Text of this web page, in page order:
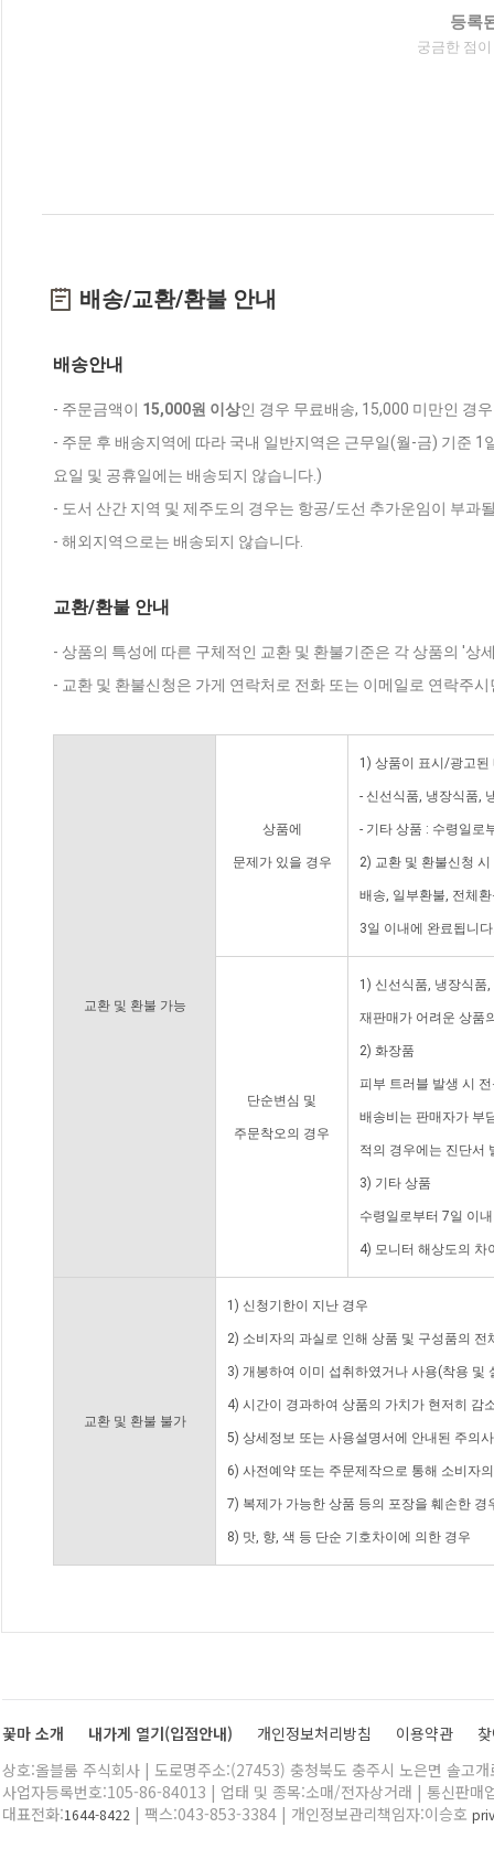
등록
궁금한 점
배송/교환/환불 안내
배송안내
- 주문금액이 15,000원 이상인 경우 무료배송, 15,000 미만인 경
- 주문 후 배송지역에 따라 국내 일반지역은 근무일(월-금) 기준
요일 및 공휴일에는 배송되지 않습니다.)
- 도서 산간 지역 및 제주도의 경우는 항공/도선 추가운임이 부과
- 해외지역으로는 배송되지 않습니다.
교환/환불 안내
- 상품의 특성에 따른 구체적인 교환 및 환불기준은 각 상품의 '상
- 교환 및 환불신청은 가게 연락처로 전화 또는 이메일로 연락주
교환 및 환불 가능
상품에
문제가 있을 경우
1) 상품이 표시/광고된
- 신선식품, 냉장식품,
- 기타 상품 : 수령일로
2) 교환 및 환불신청
배송, 일부환불, 전체
3일 이내에 완료됩니
단순변심 및
주문착오의 경우
1) 신선식품, 냉장식품
재판매가 어려운 상품
2) 화장품
피부 트러블 발생 시
배송비는 판매자가 부
적의 경우에는 진단서
3) 기타 상품
수령일로부터 7일 이
4) 모니터 해상도의 차
교환 및 환불 불가
1) 신청기한이 지난 경우
2) 소비자의 과실로 인해 상품 및 구성품의
3) 개봉하여 이미 섭취하였거나 사용(착용 및
4) 시간이 경과하여 상품의 가치가 현저히 감
5) 상세정보 또는 사용설명서에 안내된 주의
6) 사전예약 또는 주문제작으로 통해 소비자
7) 복제가 가능한 상품 등의 포장을 훼손한 경
8) 맛, 향, 색 등 단순 기호차이에 의한 경우
꽃마 소개 내가게 열기(입점안내) 개인정보처리방침 이용약관
상호:올블룸 주식회사 | 도로명주소:(27453) 충청북도 충주시 노은면 솔고
사업자등록번호:105-86-84013 | 업태 및 종목:소매/전자상거래 | 통신판매
대표전화:1644-8422 | 팩스:043-853-3384 | 개인정보관리책임자:이승호